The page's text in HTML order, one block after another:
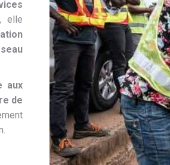
elle
aux
de